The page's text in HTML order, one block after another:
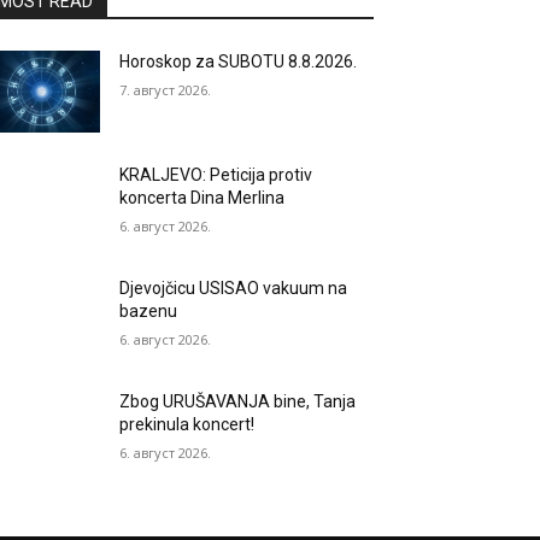
Horoskop za SUBOTU 8.8.2026.
7. август 2026.
KRALJEVO: Peticija protiv
koncerta Dina Merlina
6. август 2026.
Djevojčicu USISAO vakuum na
bazenu
6. август 2026.
Zbog URUŠAVANJA bine, Tanja
prekinula koncert!
6. август 2026.